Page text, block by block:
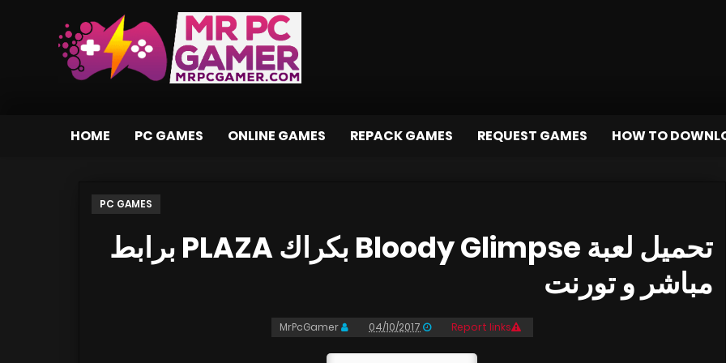
HOME PC GAMES ONLINE GAMES REPACK GAMES REQUEST GAMES HOW TO
PC GAMES
تحميل لعبة Bloody Glimpse بكراك PLAZA برابط
مباشر و تورنت
MrPcGamer 04/10/2017 Report links